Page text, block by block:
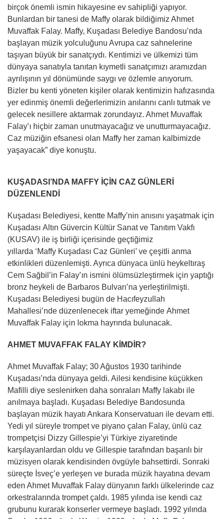
birçok önemli ismin hikayesine ev sahipliği yapıyor.
Bunlardan bir tanesi de Maffy olarak bildiğimiz Ahmet
Muvaffak Falay. Maffy, Kuşadası Belediye Bandosu’nda
başlayan müzik yolculuğunu Avrupa caz sahnelerine
taşıyan büyük bir sanatçıydı. Kentimizi ve ülkemizi tüm
dünyaya sanatıyla tanıtan kıymetli sanatçımızı aramızdan
ayrılışının yıl dönümünde saygı ve özlemle anıyorum.
Bizler bu kenti yöneten kişiler olarak kentimizin hafızasında
yer edinmiş önemli değerlerimizin anılarını canlı tutmak ve
gelecek nesillere aktarmak zorundayız. Ahmet Muvaffak
Falay’ı hiçbir zaman unutmayacağız ve unutturmayacağız.
Caz müziğin efsanesi olan Maffy her zaman kalbimizde
yaşayacak” diye konuştu.
KUŞADASI’NDA MAFFY İÇİN CAZ GÜNLERİ
DÜZENLENDİ
Kuşadası Belediyesi, kentte Maffy’nin anısını yaşatmak için
Kuşadası Altın Güvercin Kültür Sanat ve Tanıtım Vakfı
(KUSAV) ile iş birliği içerisinde geçtiğimiz
yıllarda ‘Maffy Kuşadası Caz Günleri’ ve çeşitli anma
etkinlikleri düzenlemişti. Ayrıca dünyaca ünlü heykeltıraş
Cem Sağbil’in Falay’ın ismini ölümsüzleştirmek için yaptığı
bronz heykeli de Barbaros Bulvarı’na yerleştirilmişti.
Kuşadası Belediyesi bugün de Hacıfeyzullah
Mahallesi’nde düzenlenecek iftar yemeğinde Ahmet
Muvaffak Falay için lokma hayrında bulunacak.
AHMET MUVAFFAK FALAY KİMDİR?
Ahmet Muvaffak Falay; 30 Ağustos 1930 tarihinde
Kuşadası’nda dünyaya geldi. Ailesi kendisine küçükken
Mafilli diye seslenirken daha sonraları Maffy lakabı ile
anılmaya başladı. Kuşadası Belediye Bandosunda
başlayan müzik hayatı Ankara Konservatuarı ile devam etti.
Yedi yıl süreyle trompet ve piyano çalan Falay, ünlü caz
trompetçisi Dizzy Gillespie’yi Türkiye ziyaretinde
karşılayanlardan oldu ve Gillespie tarafından başarılı bir
müzisyen olarak kendisinden övgüyle bahsettirdi. Sonraki
süreçte İsveç’e yerleşen ve burada müzik hayatına devam
eden Ahmet Muvaffak Falay dünyanın farklı ülkelerinde caz
orkestralarında trompet çaldı. 1985 yılında ise kendi caz
grubunu kurarak konserler vermeye başladı. 1992 yılında